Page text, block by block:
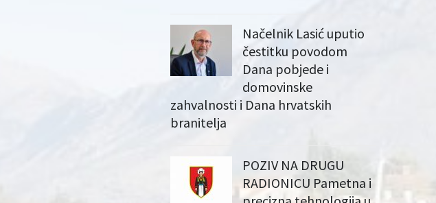
Načelnik Lasić uputio
čestitku povodom
Dana pobjede i
domovinske
zahvalnosti i Dana hrvatskih
branitelja
POZIV NA DRUGU
RADIONICU Pametna i